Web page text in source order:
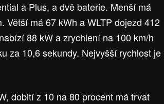
a Plus, a dvě baterie. Menší má
Větší má 67 kWh a WLTP dojezd 412
88 kW a zrychlení na 100 km/h
za 10,6 sekundy. Nejvyšší rychlost je
dobití z 10 na 80 procent má trvat